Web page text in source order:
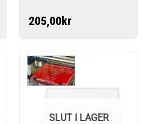
205,00kr
SLUT I LAGER